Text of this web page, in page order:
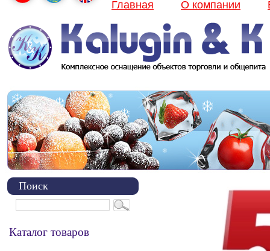
Главная О компании
Поиск
Каталог товаров